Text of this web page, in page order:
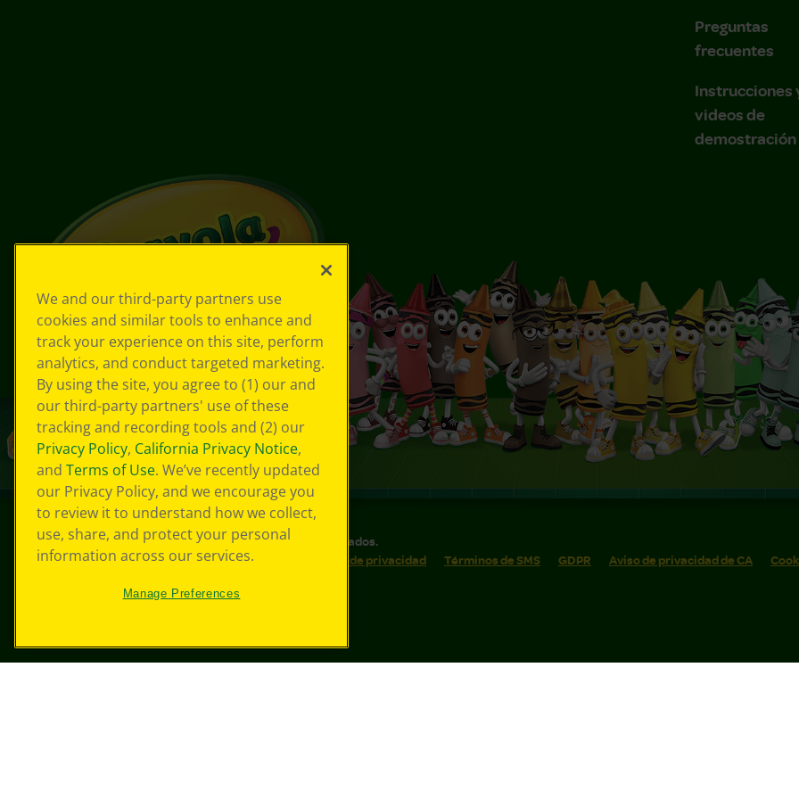
Preguntas
frecuentes
Instrucciones
videos de
demostración
© 2026 Crayola® Todos los derechos reservados.
Sus opciones de privacidad
Política de privacidad Términos de SMS GDPR Aviso de privacidad de CA
We and our third-party partners use
cookies and similar tools to enhance and
track your experience on this site, perform
analytics, and conduct targeted marketing.
By using the site, you agree to (1) our and
our third-party partners' use of these
tracking and recording tools and (2) our
Privacy Policy, California Privacy Notice,
and Terms of Use. We’ve recently updated
our Privacy Policy, and we encourage you
to review it to understand how we collect,
use, share, and protect your personal
information across our services.
Manage Preferences